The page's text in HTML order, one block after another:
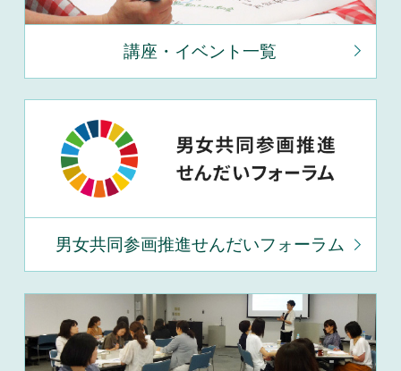
講座・イベント一覧
男女共同参画推進せんだいフォーラム